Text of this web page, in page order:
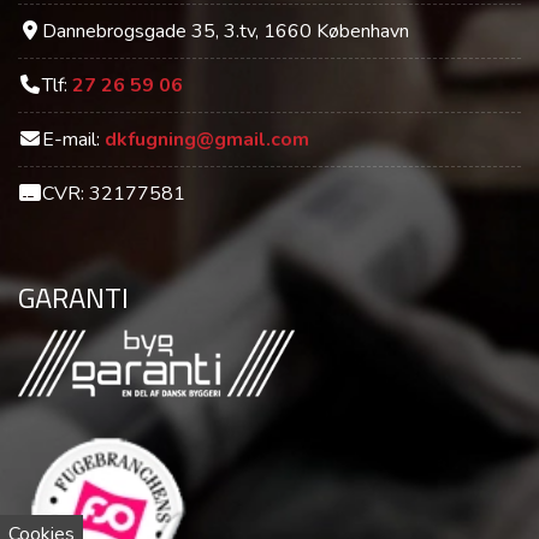
Dannebrogsgade 35, 3.tv, 1660 København
Tlf: 27 26 59 06
E-mail: dkfugning@gmail.com
CVR: 32177581
GARANTI